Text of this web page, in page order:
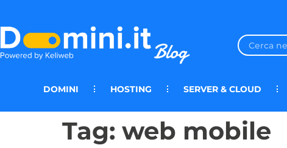
DOMINI HOSTING SERVER & CLOUD
Tag: web mobile